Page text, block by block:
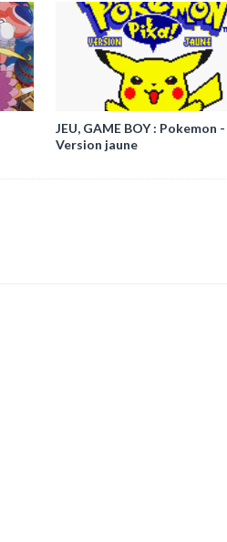
JEU, GAME BOY : Pokemon -
Version jaune